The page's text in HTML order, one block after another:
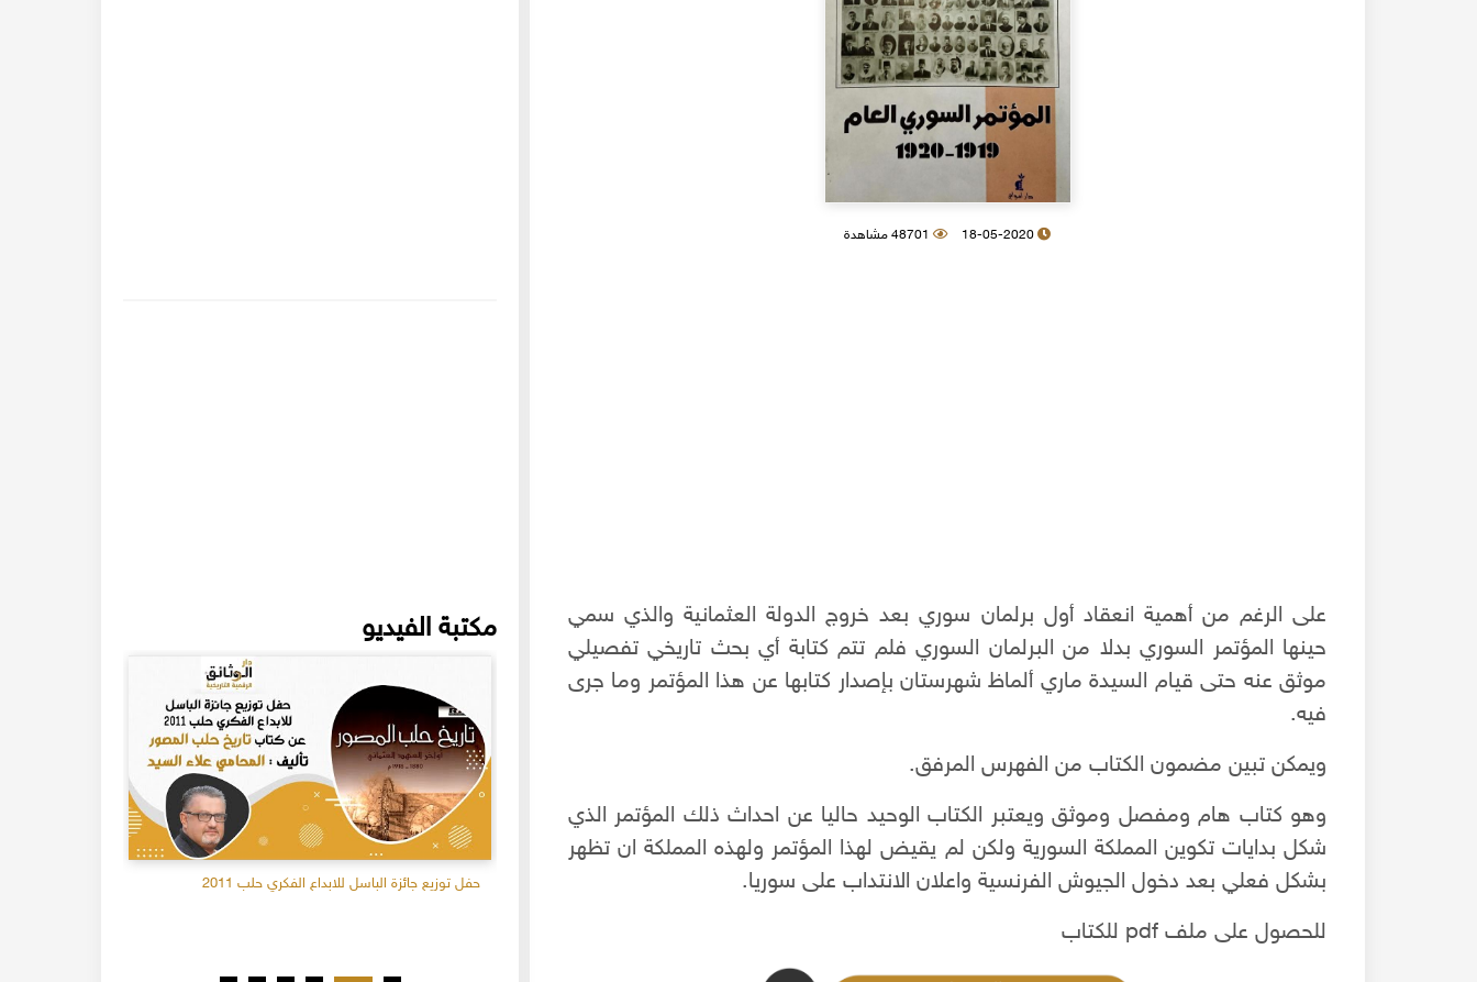
على الرغم من أهمية انعقاد أول برلمان سوري بعد خروج الدولة العثمانية والذي سمي
حينها المؤتمر السوري بدلا من البرلمان السوري فلم تتم كتابة أي بحث تاريخي تفصيلي
موثق عنه حتى قيام السيدة ماري ألماظ شهرستان بإصدار كتابها عن هذا المؤتمر وما جرى
فيه.
ويمكن تبين مضمون الكتاب من الفهرس المرفق.
وهو كتاب هام ومفصل وموثق ويعتبر الكتاب الوحيد حاليا عن احداث ذلك المؤتمر الذي
شكل بدايات تكوين المملكة السورية ولكن لم يقيض لهذا المؤتمر ولهذه المملكة ان تظهر
بشكل فعلي بعد دخول الجيوش الفرنسية واعلان الانتداب على سوريا.
للحصول على ملف pdf للكتاب
مكتبة الفيديو
اكتشاف غرفة أثرية من العهد الأيوبي تحت الأرض في باب
مقابلة مع المحامي علاء السيد في داخل قلعة حلب عندما
حفل توزيع جائزة الباسل للابداع الفكري حلب 2011